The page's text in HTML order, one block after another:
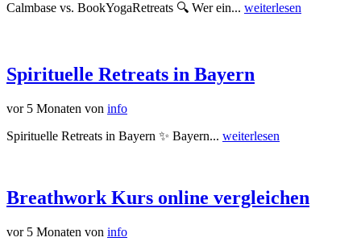
Calmbase vs. BookYogaRetreats 🔍 Wer ein... weiterlesen
Spirituelle Retreats in Bayern
vor 5 Monaten von info
Spirituelle Retreats in Bayern ✨ Bayern... weiterlesen
Breathwork Kurs online vergleichen
vor 5 Monaten von info